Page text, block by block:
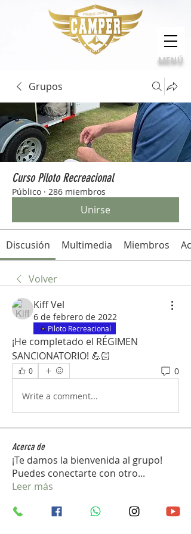
Calidad, compromiso e innovación
MENÚ
Grupos
Curso Piloto Recreacional
Público · 286 miembros
Unirse
Discusión Multimedia Miembros
Volver
Kiff Vel
6 de febrero de 2022
Piloto Recreacional
¡He completado el RÉGIMEN
SANCIONATORIO! 💪🏻
0 0
Write a comment...
Acerca de
¡Te damos la bienvenida al grupo!
Puedes conectarte con otro...
Leer más